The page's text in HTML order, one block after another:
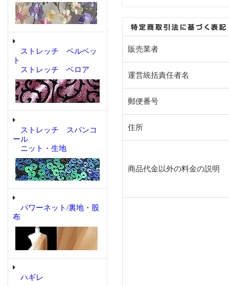
ストレッチ ベルベッ
ト
ストレッチ ベロア
ストレッチ スパンコ
ール
ニット・生地
パワーネット/裏地・股
布
ハギレ
販売業者
運営統括責任者名
郵便番号
住所
商品代金以外の料金の説明